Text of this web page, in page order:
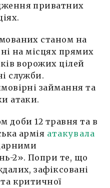
приватних
станом на
на місцях прямих
ворожих цілей
служби.
займання та
атаки.
доби 12 травня та в
армія атакувала
2». Попри те, що
зафіксовані
критичної